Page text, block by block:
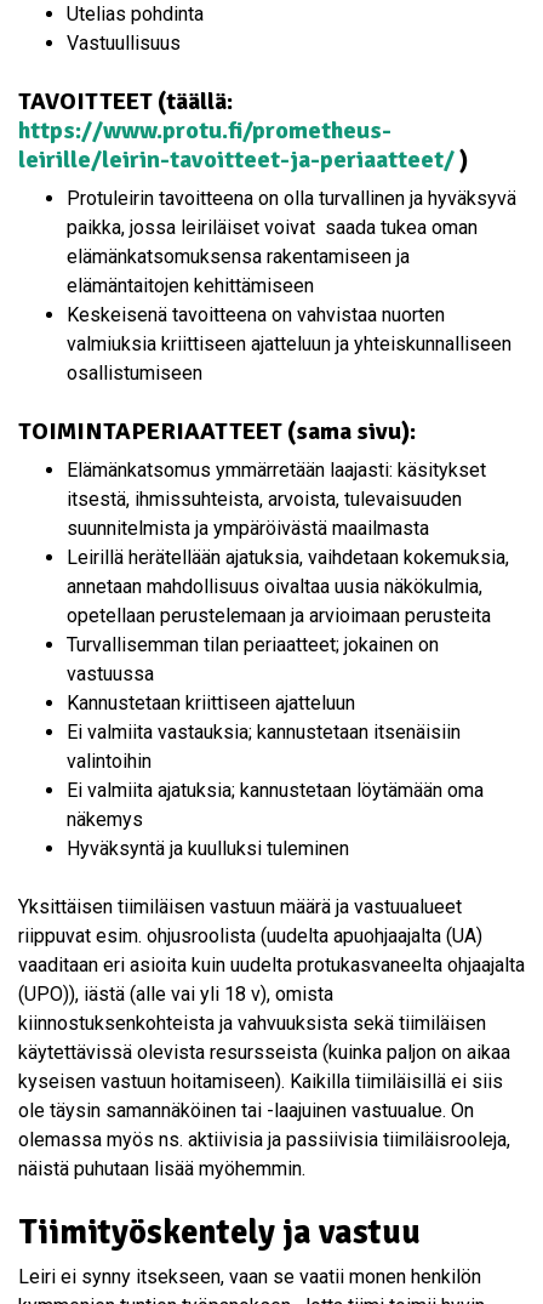
Utelias pohdinta
Vastuullisuus
TAVOITTEET (täällä:
https://www.protu.fi/prometheus-
leirille/leirin-tavoitteet-ja-periaatteet/)
Protuleirin tavoitteena on olla turvallinen ja hyväksyvä
paikka, jossa leiriläiset voivat saada tukea oman
elämänkatsomuksensa rakentamiseen ja
elämäntaitojen kehittämiseen
Keskeisenä tavoitteena on vahvistaa nuorten
valmiuksia kriittiseen ajatteluun ja yhteiskunnalliseen
osallistumiseen
TOIMINTAPERIAATTEET (sama sivu):
Elämänkatsomus ymmärretään laajasti: käsitykset
itsestä, ihmissuhteista, arvoista, tulevaisuuden
suunnitelmista ja ympäröivästä maailmasta
Leirillä herätellään ajatuksia, vaihdetaan kokemuksia,
annetaan mahdollisuus oivaltaa uusia näkökulmia,
opetellaan perustelemaan ja arvioimaan perusteita
Turvallisemman tilan periaatteet; jokainen on
vastuussa
Kannustetaan kriittiseen ajatteluun
Ei valmiita vastauksia; kannustetaan itsenäisiin
valintoihin
Ei valmiita ajatuksia; kannustetaan löytämään oma
näkemys
Hyväksyntä ja kuulluksi tuleminen
Yksittäisen tiimiläisen vastuun määrä ja vastuualueet
riippuvat esim. ohjusroolista (uudelta apuohjaajalta (UA)
vaaditaan eri asioita kuin uudelta protukasvaneelta ohjaajalta
(UPO)), iästä (alle vai yli 18 v), omista
kiinnostuksenkohteista ja vahvuuksista sekä tiimiläisen
käytettävissä olevista resursseista (kuinka paljon on aikaa
kyseisen vastuun hoitamiseen). Kaikilla tiimiläisillä ei siis
ole täysin samannäköinen tai -laajuinen vastuualue. On
olemassa myös ns. aktiivisia ja passiivisia tiimiläisrooleja,
näistä puhutaan lisää myöhemmin.
Tiimityöskentely ja vastuu
Leiri ei synny itsekseen, vaan se vaatii monen henkilön